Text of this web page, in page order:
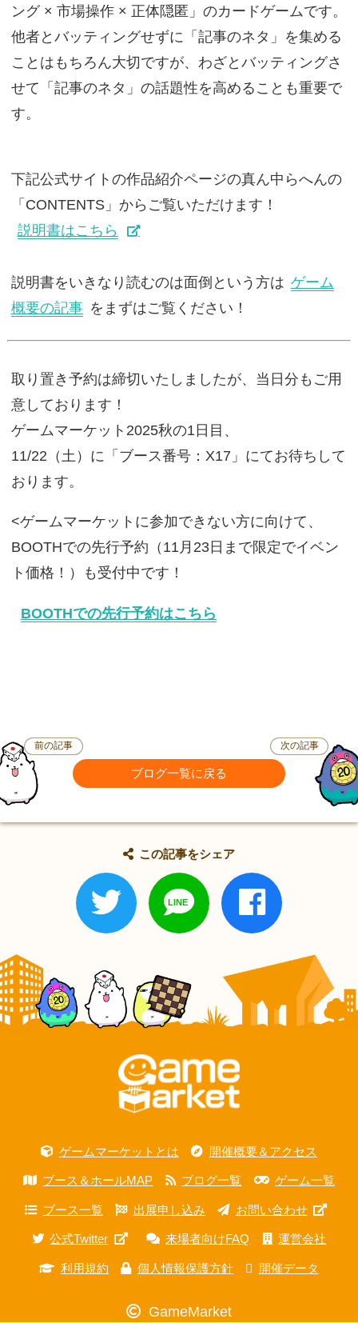
ング × 市場操作 × 正体隠匿」のカードゲームです。
他者とバッティングせずに「記事のネタ」を集める
ことはもちろん大切ですが、わざとバッティングさ
せて「記事のネタ」の話題性を高めることも重要で
す。
下記公式サイトの作品紹介ページの真ん中らへんの
「CONTENTS」からご覧いただけます！
説明書はこちら
説明書をいきなり読むのは面倒という方は ゲーム
概要の記事 をまずはご覧ください！
取り置き予約は締切いたしましたが、当日分もご用
意しております！
ゲームマーケット2025秋の1日目、
11/22（土）に「ブース番号：X17」にてお待ちして
おります。
<ゲームマーケットに参加できない方に向けて、
BOOTHでの先行予約（11月23日まで限定でイベン
ト価格！）も受付中です！
BOOTHでの先行予約はこちら
前の記事
ブログ一覧に戻る
次の記事
この記事をシェア
ゲームマーケットとは 開催概要＆アクセス
ブース＆ホールMAP ブログ一覧 ゲーム一覧
ブース一覧 出展申し込み お問い合わせ
公式Twitter 来場者向けFAQ 運営会社
利用規約 個人情報保護方針 開催データ
GameMarket